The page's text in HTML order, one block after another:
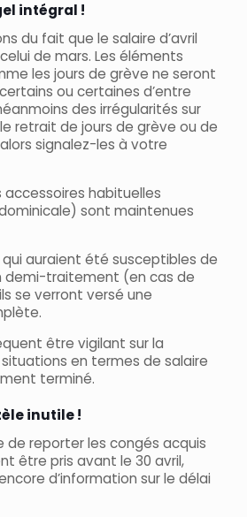
intégral !
du fait que le salaire d’avril
de mars. Les éléments
les jours de grève ne seront
ou certaines d’entre
des irrégularités sur
retrait de jours de grève ou de
signalez-les à votre
accessoires habituelles
sont maintenues
auraient été susceptibles de
demi-traitement (en cas de
se verront versé une
être vigilant sur la
en termes de salaire
terminé.
inutile !
de reporter les congés acquis
être pris avant le 30 avril,
d’information sur le délai